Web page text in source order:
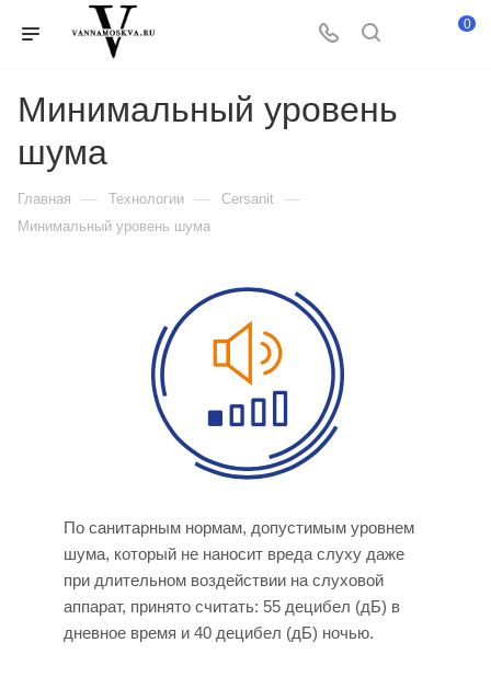
0
Минимальный уровень
шума
Главная — Технологии — Cersanit —
Минимальный уровень шума
По санитарным нормам, допустимым уровнем
шума, который не наносит вреда слуху даже
при длительном воздействии на слуховой
аппарат, принято считать: 55 децибел (дБ) в
дневное время и 40 децибел (дБ) ночью.